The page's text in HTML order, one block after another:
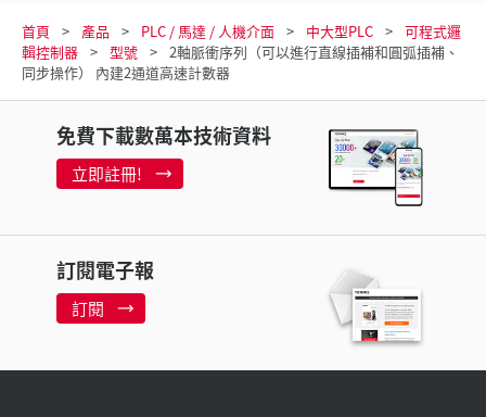
首頁 產品 PLC / 馬達 / 人機介面 中大型PLC
可程式邏
輯控制器
型號
2軸脈衝序列（可以進行直線插補和圓弧插補、
同步操作） 內建2通道高速計數器
免費下載數萬本技術資料
立即註冊!
訂閱電子報
訂閱